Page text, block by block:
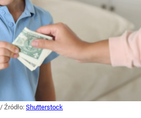
/ Źródło: Shutterstock